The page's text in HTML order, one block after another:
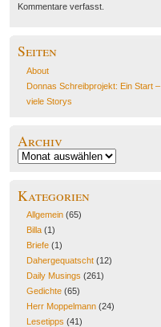
Kommentare verfasst.
Seiten
About
Donnas Schreibprojekt: Ein Start –
viele Storys
Archiv
Archiv
Kategorien
Allgemein(65)
Billa(1)
Briefe(1)
Dahergequatscht(12)
Daily Musings (261)
Gedichte(65)
Herr Moppelmann(24)
Lesetipps (41)